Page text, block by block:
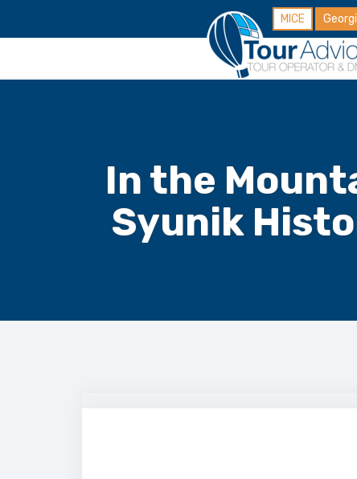
MICE
(EN) “In the
Syunik